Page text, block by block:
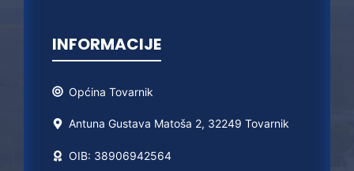
INFORMACIJE
Općina Tovarnik
Antuna Gustava Matoša 2, 32249 Tovarnik
OIB: 38906942564